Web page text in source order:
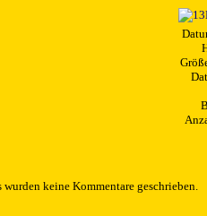
wurden keine Kommentare geschrieben.